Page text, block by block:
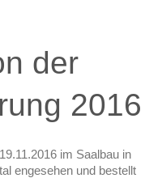
der
2016
im Saalbau in
engesehen und bestellt